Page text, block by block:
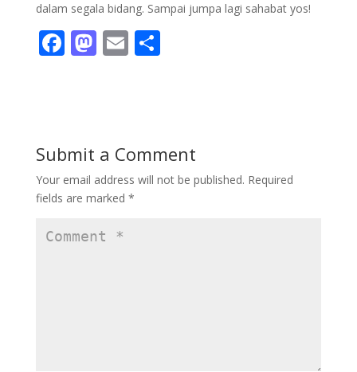
dalam segala bidang. Sampai jumpa lagi sahabat yos!
F
o
o
k
M
o
n
E S
Submit a Comment
Your email address will not be published. Required
fields are marked *